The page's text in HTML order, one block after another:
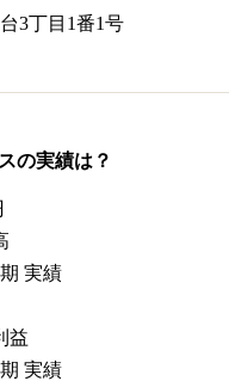
3丁目1番1号
の実績は？
実績
益
実績